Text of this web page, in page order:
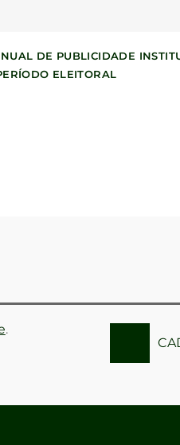
DE PUBLICIDADE
ELEITORAL
.